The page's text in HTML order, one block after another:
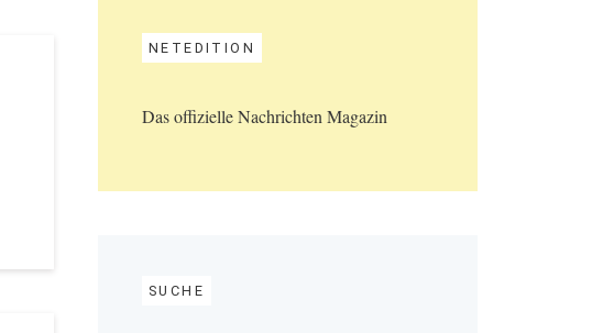
NETEDITION
Das offizielle Nachrichten Magazin
SUCHE